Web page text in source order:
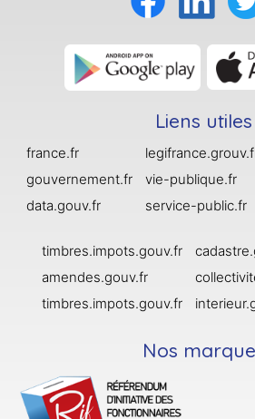
Liens utiles
france.fr
gouvernement.fr
data.gouv.fr
vie-publique.fr
service-public.fr
timbres.impots.gouv.fr
amendes.gouv.fr
timbres.impots.gouv.fr
Nos